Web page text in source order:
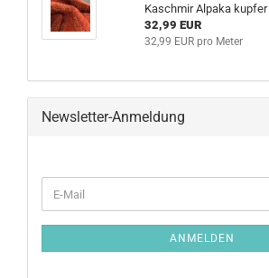
Kaschmir Alpaka kupfer
32,99 EUR
32,99 EUR pro Meter
Newsletter-Anmeldung
ANMELDEN